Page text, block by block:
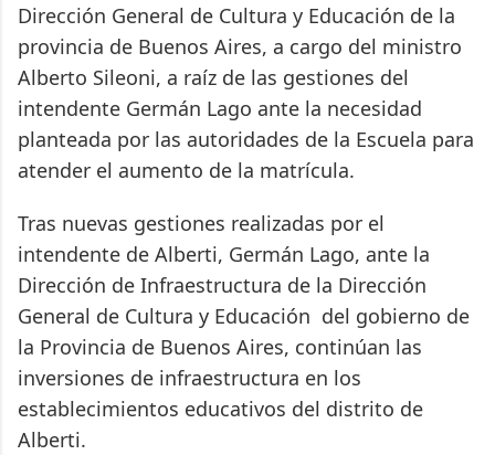
Dirección General de Cultura y Educación de la
provincia de Buenos Aires, a cargo del ministro
Alberto Sileoni, a raíz de las gestiones del
intendente Germán Lago ante la necesidad
planteada por las autoridades de la Escuela para
atender el aumento de la matrícula.
Tras nuevas gestiones realizadas por el
intendente de Alberti, Germán Lago, ante la
Dirección de Infraestructura de la Dirección
General de Cultura y Educación del gobierno de
la Provincia de Buenos Aires, continúan las
inversiones de infraestructura en los
establecimientos educativos del distrito de
Alberti.